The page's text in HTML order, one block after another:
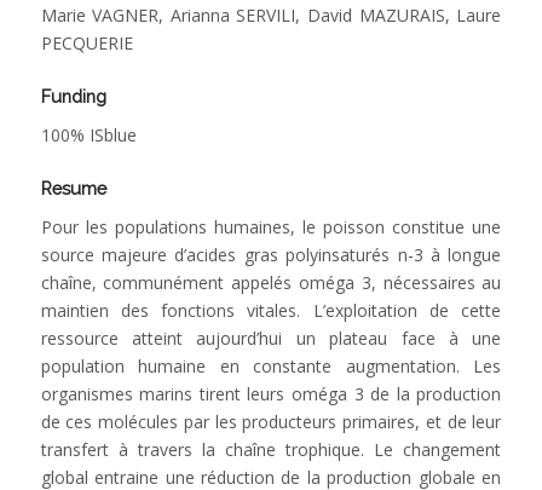
Marie VAGNER, Arianna SERVILI, David MAZURAIS, Laure
PECQUERIE
Funding
100% ISblue
Resume
Pour les populations humaines, le poisson constitue une
source majeure d’acides gras polyinsaturés n-3 à longue
chaîne, communément appelés oméga 3, nécessaires au
maintien des fonctions vitales. L’exploitation de cette
ressource atteint aujourd’hui un plateau face à une
population humaine en constante augmentation. Les
organismes marins tirent leurs oméga 3 de la production
de ces molécules par les producteurs primaires, et de leur
transfert à travers la chaîne trophique. Le changement
global entraine une réduction de la production globale en